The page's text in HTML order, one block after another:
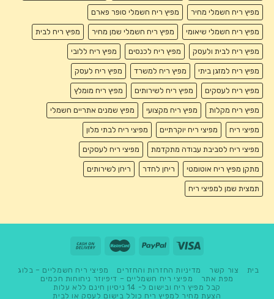
מפיץ ריח חשמלי מחיר מפיץ ריח חשמלי סופר פארם
מפיץ ריח חשמלי שיאומי מפיץ ריח חשמלי שמן מחיר מפיץ ריח לבית
מפיץ ריח לבית ולעסק מפיץ ריח לכנסים מפיץ ריח ללובי
מפיץ ריח למזגן ביתי מפיץ ריח למשרד מפיץ ריח לעסק
מפיץ ריח לעסקים מפיץ ריח לשירותים מפיץ ריח מומלץ
מפיץ ריח מקלות מפיץ ריח מקצועי מפיץ שמנים אתריים חשמלי
מפיצי ריח מפיצי ריח יוקרתיים מפיצי ריח לבתי מלון
מפיצי ריח לסביבת עבודה מתקדמת מפיצי ריח לעסקים
מתקן מפיץ ריח אוטומטי ריחן לחדר ריחן לשירותים
תמצית שמן למפיצי ריח
בית צור קשר מדיניות החזרות והחזרים
מפיצי ריח חשמליים – בלוג
מפת אתר
מפיצי ריח חשמליים – דיפיוזר ניחוחות חכמים
קבל מפיץ ריח ובישום ל- 14 ניסיון חינם ללא עלות
הצעת מחיר למפיץ ריח כולל בישום לעסק או לבית